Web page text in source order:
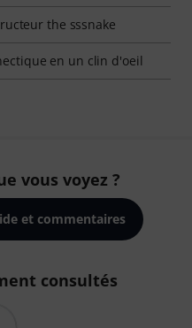
the sssnake
en un clin d'oeil
vous voyez ?
et commentaires
consultés